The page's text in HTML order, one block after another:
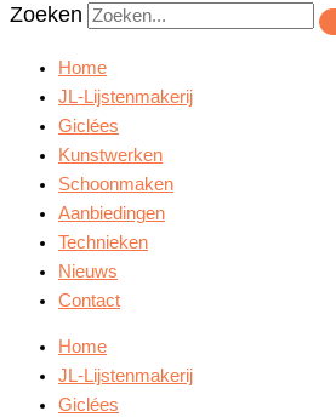
Zoeken
Home
JL-Lijstenmakerij
Giclées
Kunstwerken
Schoonmaken
Aanbiedingen
Technieken
Nieuws
Contact
Home
JL-Lijstenmakerij
Giclées